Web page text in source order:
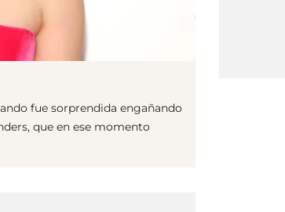
fue sorprendida engañando
que en ese momento